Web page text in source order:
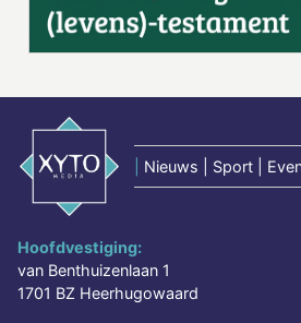
Nieuws | Sport |
Hoofdvestiging:
van Benthuizenlaan 1
1701 BZ Heerhugowaard